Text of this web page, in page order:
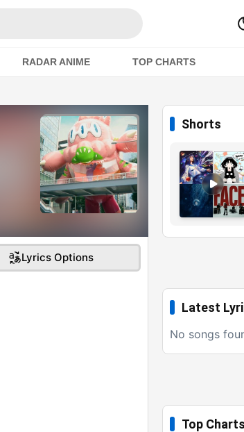
RADAR ANIME TOP CHARTS
Lyrics Options
Shorts
Latest
No songs
Top Charts